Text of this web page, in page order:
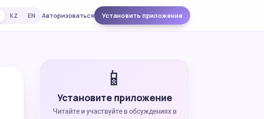
KZ EN Авторизоваться Установить приложение
📱
Установите приложение
Читайте и участвуйте в обсуждениях в